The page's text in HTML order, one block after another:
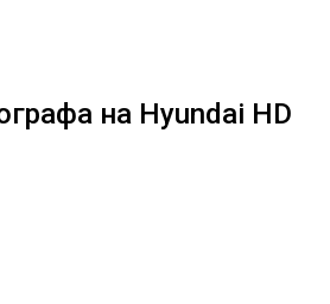
на Hyundai HD